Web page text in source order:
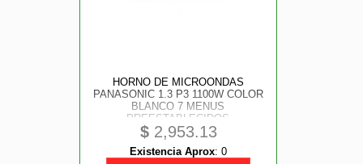
HORNO DE MICROONDAS
PANASONIC 1.3 P3 1100W COLOR
BLANCO 7 MENUS
PREESTABLECIDOS
DESCONGELAMIENTO DE 3 KG
$2,953.13
Existencia Aprox: 0